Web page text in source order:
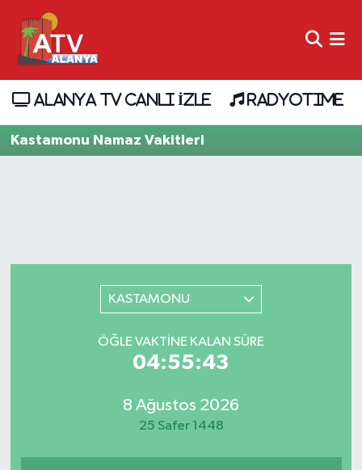
ALANYA TV CANLI İZLE RADYOTIME
Kastamonu Namaz Vakitleri
KASTAMONU
ÖĞLE VAKTINE KALAN SÜRE
04:55:43
8 Ağustos 2026
25 Safer 1448